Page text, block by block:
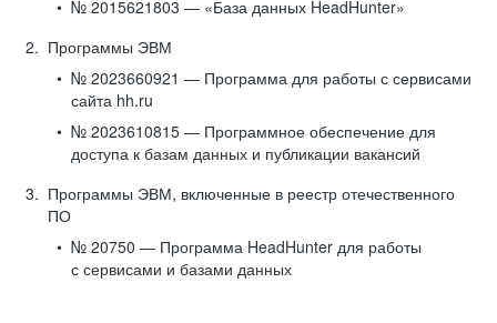
№ 2015621803 — «База данных HeadHunter»
Программы ЭВМ
№ 2023660921 — Программа для работы с сервисами
сайта hh.ru
№ 2023610815 — Программное обеспечение для
доступа к базам данных и публикации вакансий
Программы ЭВМ, включенные в реестр отечественного
ПО
№ 20750 — Программа HeadHunter для работы
с сервисами и базами данных